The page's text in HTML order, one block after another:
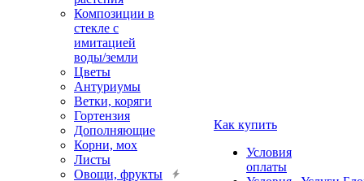
Композиции в
стекле с
имитацией
воды/земли
Цветы
Антуриумы
Ветки, коряги
Гортензия
Дополняющие
Корни, мох
Листы
Овощи, фрукты
Как купить
Условия
оплаты